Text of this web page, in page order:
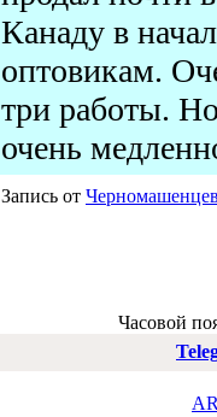
Канаду в
оптовикам.
три работы.
очень
Запись от
Часовой